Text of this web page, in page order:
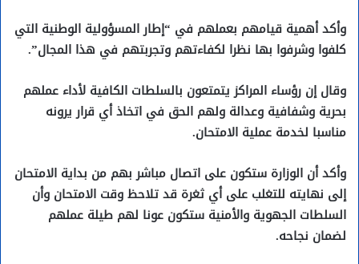
وأكد أهمية قيامهم بعملهم في “إطار المسؤولية الوطنية التي
كلفوا وشرفوا بها نظرا لكفاءتهم وتجربتهم في هذا المجال”.
وقال إن رؤساء المراكز يتمتعون بالسلطات الكافية لأداء عملهم
بحرية وشفافية وعدالة ولهم الحق في اتخاذ أي قرار يرونه
مناسبا لخدمة عملية الامتحان.
وأكد أن الوزارة ستكون على اتصال مباشر بهم من بداية الامتحان
إلى نهايته للتغلب على أي ثغرة قد تلاحظ وقت الامتحان وأن
السلطات الجهوية والأمنية ستكون عونا لهم طيلة عملهم
لضمان نجاحه.